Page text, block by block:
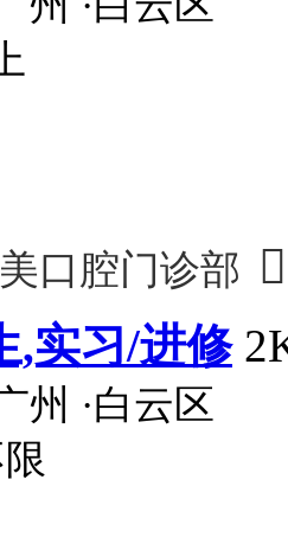
口腔门诊部 
,实习/进修
州 ·白云区